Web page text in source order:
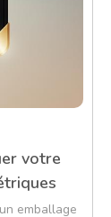
votre
emballage